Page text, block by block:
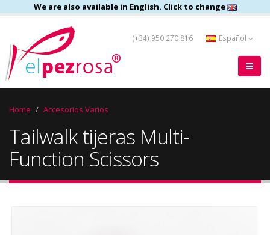
We are also available in English. Click to change
(+34) 950 270 816 Español
Home Accesorios Varios
Tailwalk tijeras Multi-
Function Scissors